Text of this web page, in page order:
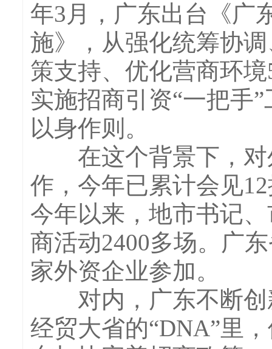
年3月，广东出台《广
施》，从强化统筹协
策支持、优化营商环
实施招商引资“一把手
以身作则。
在这个背景下，对
作，今年已累计会见
今年以来，地市书记
商活动2400多场。广
家外资企业参加。
对内，广东不断创
经贸大省的“DNA”里